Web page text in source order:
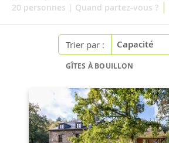
20 personnes | Quand partez-vous ? |
Trier par :
GÎTES À BOUILLON